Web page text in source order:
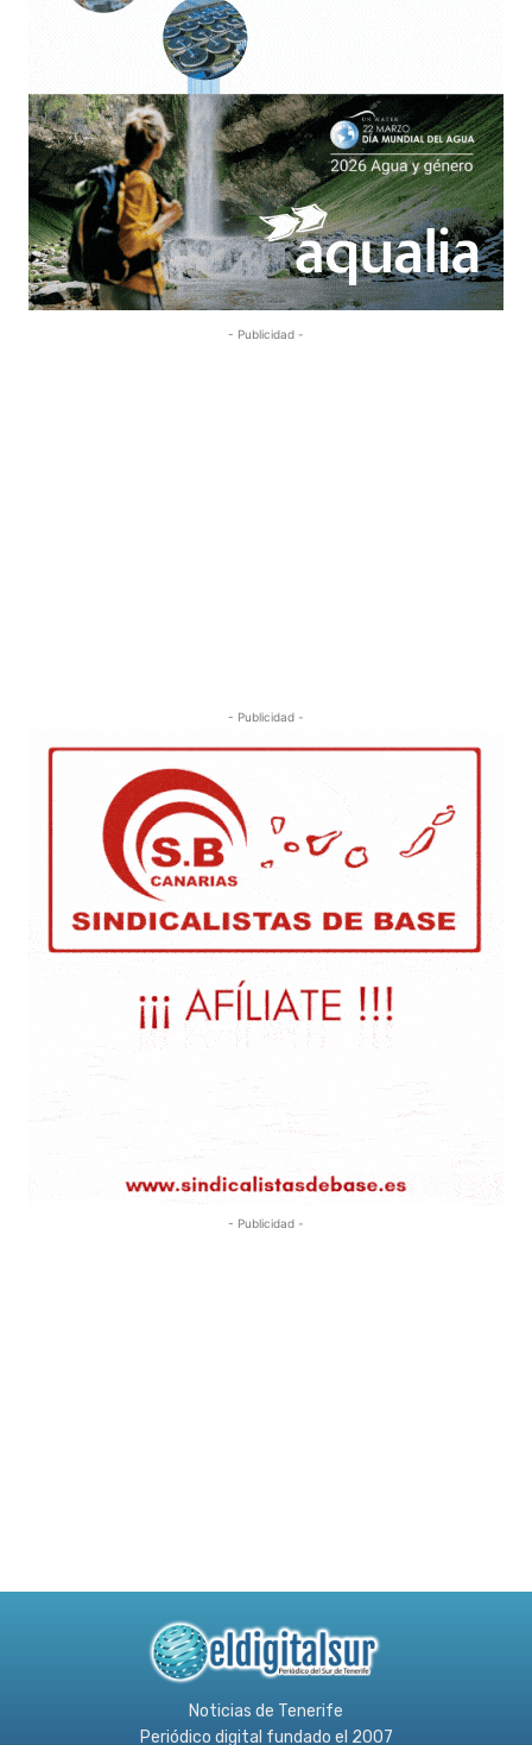
- Publicidad -
- Publicidad -
- Publicidad -
Noticias de Tenerife
Periódico digital fundado el 2007